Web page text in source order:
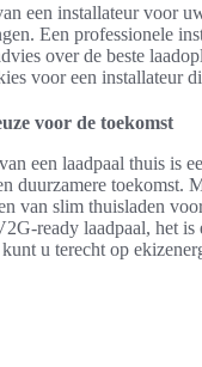
een installateur voor
Een professionele
over de beste
voor een installateur
voor de toekomst
een laadpaal thuis is
duurzamere toekomst.
van slim thuisladen
ready laadpaal, het
u terecht op